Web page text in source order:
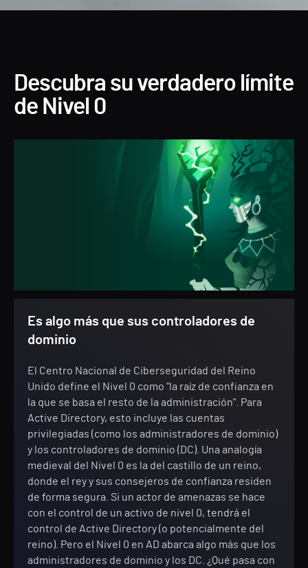
Descubra su verdadero límite
de Nivel 0
Es algo más que sus controladores de
dominio
El Centro Nacional de Ciberseguridad del Reino
Unido define el Nivel 0 como "la raíz de confianza en
la que se basa el resto de la administración". Para
Active Directory, esto incluye las cuentas
privilegiadas (como los administradores de dominio)
y los controladores de dominio (DC). Una analogía
medieval del Nivel 0 es la del castillo de un reino,
donde el rey y sus consejeros de confianza residen
de forma segura. Si un actor de amenazas se hace
con el control de un activo de nivel 0, tendrá el
control de Active Directory (o potencialmente del
reino). Pero el Nivel 0 en AD abarca algo más que los
administradores de dominio y los DC. ¿Qué pasa con